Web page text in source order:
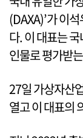
(DAXA)’가 이
다. 이 대표는
인물로 평가받
27일 가상자산
열고 이 대표의